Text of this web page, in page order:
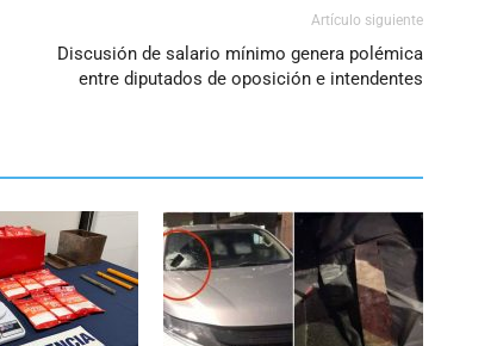
Artículo siguiente
Discusión de salario mínimo genera polémica
entre diputados de oposición e intendentes